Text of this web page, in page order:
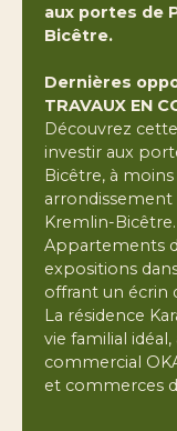
aux portes de
Bicêtre.
Dernières
TRAVAUX EN
Découvrez
investir aux
Bicêtre, à
arrondissement
Kremlin-Bicêtre.
Appartements
expositions
offrant un écrin
La résidence
vie familial
commercial
et commerces